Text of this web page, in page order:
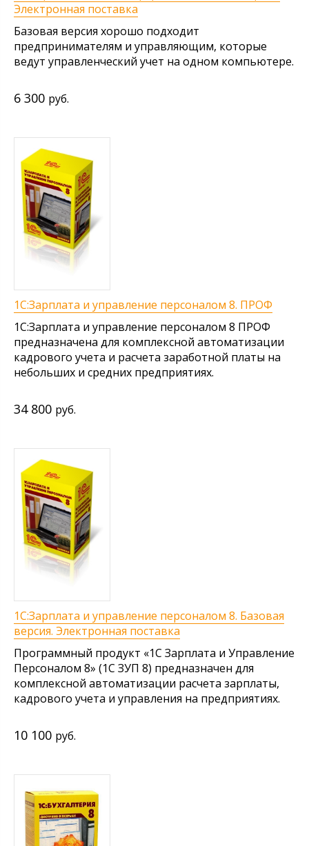
Электронная поставка
Базовая версия хорошо подходит
предпринимателям и управляющим, которые
ведут управленческий учет на одном компьютере.
6 300 руб.
1С:Зарплата и управление персоналом 8. ПРОФ
1С:Зарплата и управление персоналом 8 ПРОФ
предназначена для комплексной автоматизации
кадрового учета и расчета заработной платы на
небольших и средних предприятиях.
34 800 руб.
1С:Зарплата и управление персоналом 8. Базовая
версия. Электронная поставка
Программный продукт «1С Зарплата и Управление
Персоналом 8» (1С ЗУП 8) предназначен для
комплексной автоматизации расчета зарплаты,
кадрового учета и управления на предприятиях.
10 100 руб.